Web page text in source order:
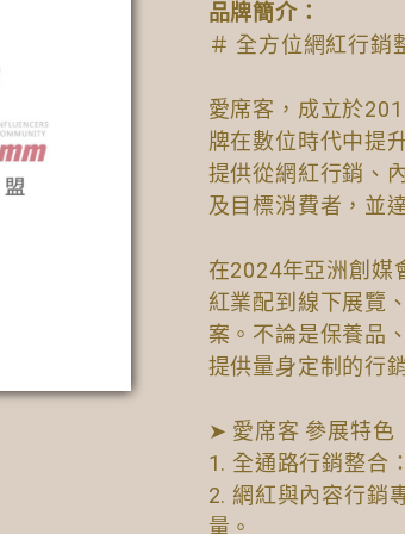
品牌簡介：
＃ 全方位網紅行銷
愛席客，成立於
牌在數位時代中提
提供從網紅行銷、
及目標消費者，並
在2024年亞洲創媒
紅業配到線下展覽
案。不論是保養品
提供量身定制的行
➤ 愛席客 參展特色
1. 全通路行銷整合
2. 網紅與內容行銷
量。